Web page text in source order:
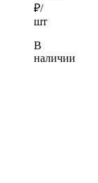
₽/
шт
В
наличии